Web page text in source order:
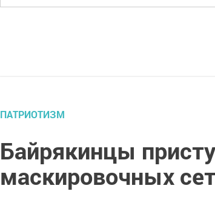
ПАТРИОТИЗМ
Байрякинцы
маскировочных